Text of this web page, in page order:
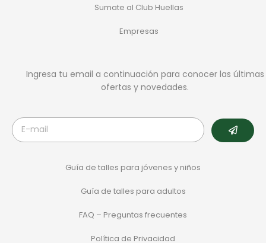
Sumate al Club Huellas
Empresas
Ingresa tu email a continuación para conocer las últimas
ofertas y novedades.
Guía de talles para jóvenes y niños
Guía de talles para adultos
FAQ – Preguntas frecuentes
Política de Privacidad